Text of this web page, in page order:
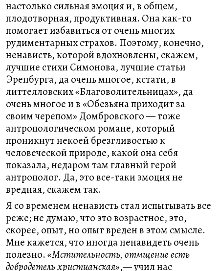
настолько сильная эмоция и, в общем,
плодотворная, продуктивная. Она как-то
помогает избавиться от очень многих
рудиментарных страхов. Поэтому, конечно,
ненависть, которой вдохновлены, скажем,
лучшие стихи Симонова, лучшие статьи
Эренбурга, да очень многое, кстати, в
литтелловских «Благоволительницах», да
очень многое и в «Обезьяна приходит за
своим черепом» Домбровского — тоже
антропологическом романе, который
проникнут некоей брезгливостью к
человеческой природе, какой она себя
показала, недаром там главный герой
антрополог. Да, это все-таки эмоция не
вредная, скажем так.
Я со временем ненависть стал испытывать все
реже; не думаю, что это возрастное, это,
скорее, опыт, но опыт вреден в этом смысле.
Мне кажется, что иногда ненавидеть очень
полезно.«Мстительность, отмщение есть
добродетель христианская»,— учил нас